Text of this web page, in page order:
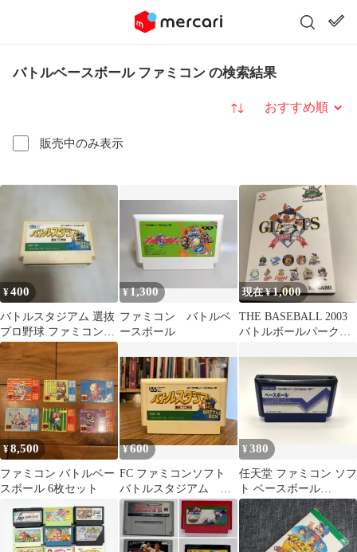
バトルベースボール ファミコン の検索結果
販売中のみ表示
並び替え
¥400
バトルスタジアム 選抜
プロ野球 ファミコンソ
フト
¥1,300
ファミコン バトルベ
ースボール
現在 ¥1,000
THE BASEBALL 2003
バトルボールパーク宣
¥8,500
ファミコン バトルベー
スボール 6枚セット
¥600
FC ファミコンソフト
バトルスタジアム 選
抜プロ野球
¥380
任天堂 ファミコン ソフ
ト ベースボール
BASEBALL